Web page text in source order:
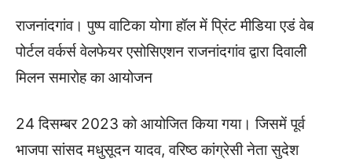
राजनांदगांव। पुष्प वाटिका योगा हॉल में प्रिंट मीडिया एडं वेब
पोर्टल वर्कर्स वेलफेयर एसोसिएशन राजनांदगांव द्वारा दिवाली
मिलन समारोह का आयोजन
24 दिसम्बर 2023 को आयोजित किया गया। जिसमें पूर्व
भाजपा सांसद मधुसूदन यादव, वरिष्ठ कांग्रेसी नेता सुदेश